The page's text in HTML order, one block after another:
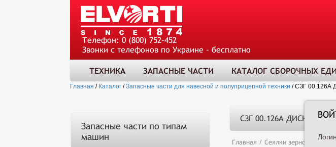
Телефон: 0 (800) 752-452
Звонки с телефонов по Украине - бесплатно
ТЕХНИКА ЗАПАСНЫЕ ЧАСТИ КАТАЛОГ СБОРОЧНЫХ
Главная / Каталог /Запасные части для навесной и полуприцепной техники /СЗГ 00.126А
Запасные части по типам
машин
СЗГ 00.126А ДИСК
Главная / Сеялки зерновые
Логин